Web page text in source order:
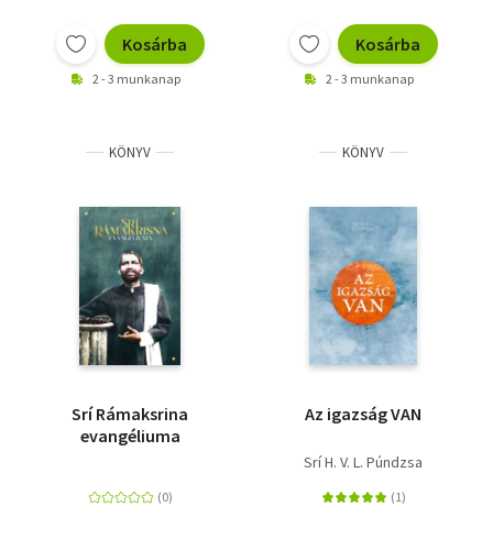
Kosárba
2 - 3 munkanap
Kosárba
2 - 3 munkanap
KÖNYV
Srí Rámaksrina
evangéliuma
KÖNYV
Az igazság VAN
Srí H. V. L. Púndzsa